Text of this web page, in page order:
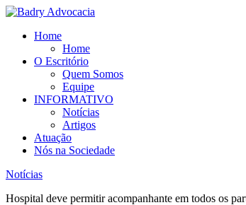
Ir
Home
Home
O Escritório
Quem Somos
Equipe
INFORMATIVO
Notícias
Artigos
Atuação
Nós na Sociedade
Notícias
Hospital deve permitir acompanhante em todos os